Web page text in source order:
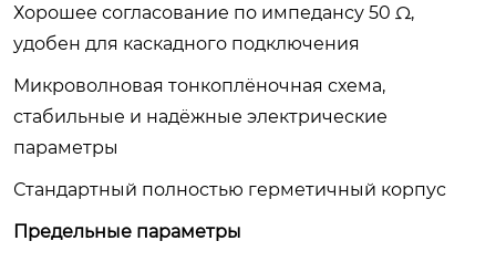
Хорошее согласование по импедансу 50 Ω,
удобен для каскадного подключения
Микроволновая тонкоплёночная схема,
стабильные и надёжные электрические
параметры
Стандартный полностью герметичный корпус
Предельные параметры